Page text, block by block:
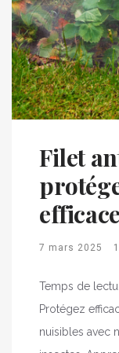
Filet
7 mars 2025
Temps de
Protégez
nuisibles avec